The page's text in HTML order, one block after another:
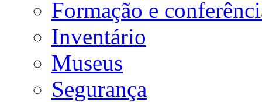
Formação e
Inventário
Museus
Segurança